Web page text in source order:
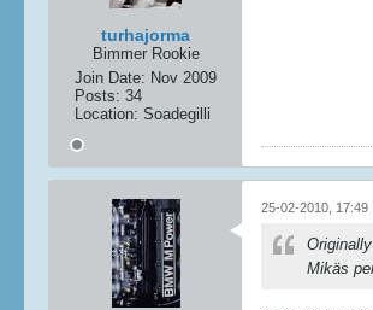
turhajorma
Bimmer Rookie
Join Date: Nov 2009
Posts: 34
Location: Soadegilli
25-02-2010, 17:49
Mikäs